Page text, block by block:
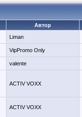
Автор
Liman
VipPromo Only
valente
ACTIV VOXX
ACTIV VOXX